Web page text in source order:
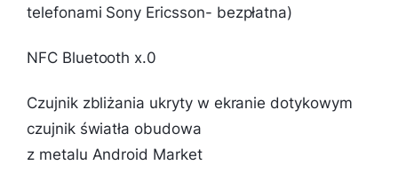
telefonami Sony Ericsson- bezpłatna)
NFC Bluetooth x.0
Czujnik zbliżania ukryty w ekranie dotykowym
czujnik światła obudowa
z metalu Android Market